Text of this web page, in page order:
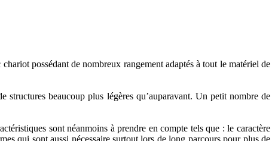
possédant de nombreux rangement adaptés à tout le matériel de
beaucoup plus légères qu’auparavant. Un petit nombre de
sont néanmoins à prendre en compte tels que : le caractère